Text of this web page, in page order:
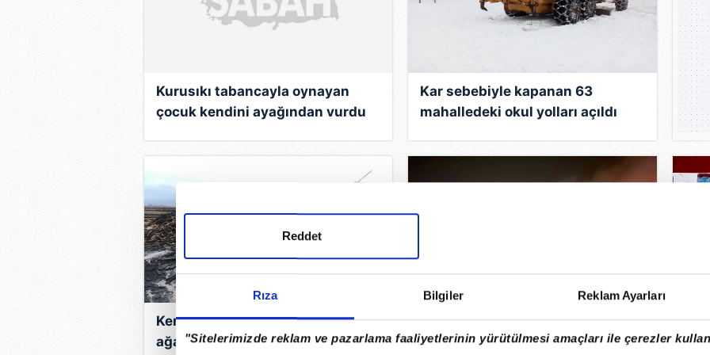
Rıza Bilgiler Reklam Ayarları
"Sitelerimizde reklam ve pazarlama faaliyetlerinin yürütülmesi amaçları ile çerezler
Reddet
Kurusıkı tabancayla oynayan
çocuk kendini ayağından vurdu
Kar sebebiyle kapanan 63
mahalledeki okul yolları açıldı
Kereste fabrikasındaki hasar gün
ağarınca ortaya çıktı
Sakarya’da kereste fabrikası alev
alev yandı